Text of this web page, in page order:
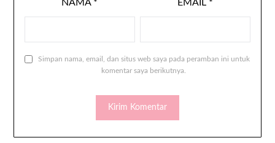
NAMA * EMAIL *
Simpan nama, email, dan situs web saya pada peramban ini untuk
komentar saya berikutnya.